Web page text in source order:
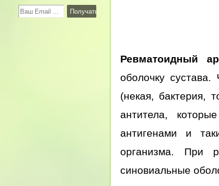
Ревматоидный
оболочку сустава.
(некая, бактерия,
антитела,
антигенами и
организма. При
синовиальные